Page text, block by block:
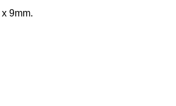
9mm.